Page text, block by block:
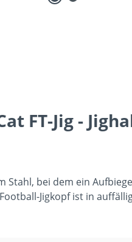
FT-Jig -
bei dem ein
Jigkopf ist in